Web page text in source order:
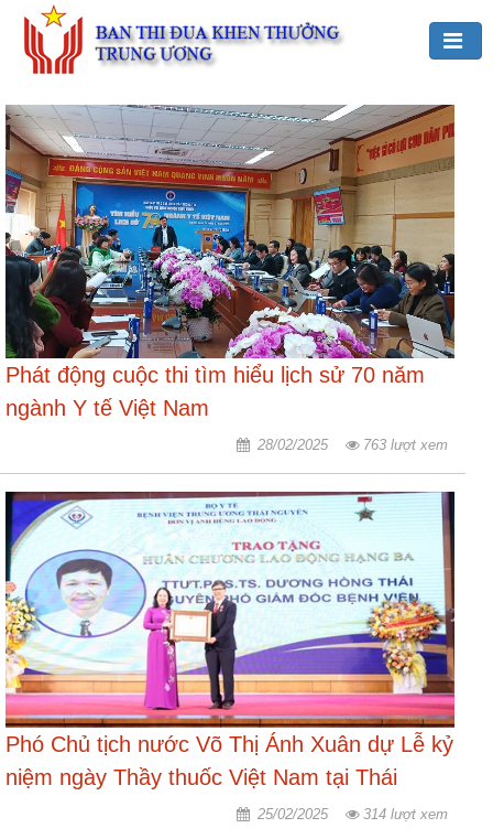
Đảng,
Bác
Hồ
với
TĐKT
Giới
thiệu
chung
Hoạt
động
của
Ban
Trung
ương
Hướng
dẫn
thủ
tục
Hình
thức
khen
thưởng
Các
Phát động cuộc thi tìm hiểu lịch sử 70 năm
ngành Y tế Việt Nam
28/02/2025 763 lượt xem
Phó Chủ tịch nước Võ Thị Ánh Xuân dự Lễ kỷ
niệm ngày Thầy thuốc Việt Nam tại Thái
25/02/2025 314 lượt xem